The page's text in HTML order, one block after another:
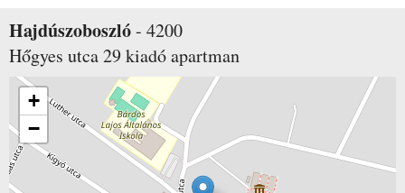
Hajdúszoboszló- 4200
Hőgyes utca 29kiadó apartman
+
−